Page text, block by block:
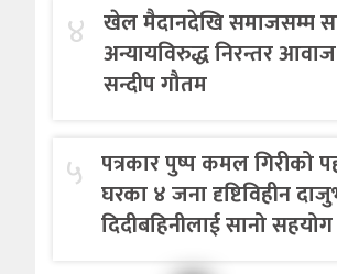
४ खेल मैदानदेखि समाजसम्म
अन्यायविरुद्ध निरन्तर
सन्दीप गौतम
५ पत्रकार पुष्प कमल गिरीको
घरका ४ जना दृष्टिविहीन
दिदीबहिनीलाई सानो सहयोग